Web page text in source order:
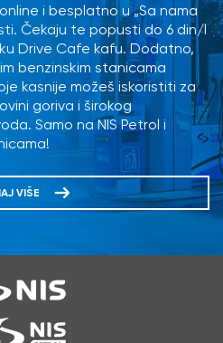
i besplatno u „Sa nama
Čekaju te popusti do 6 din/l
Drive Cafe kafu. Dodatno,
benzinskim stanicama
kasnije možeš iskoristiti za
goriva i širokog
Samo na NIS Petrol i
VIŠE